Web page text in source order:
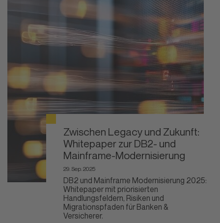
Zwischen Legacy und Zukunft:
Whitepaper zur DB2- und
Mainframe-Modernisierung
29. Sep. 2025
DB2 und Mainframe Modernisierung 2025:
Whitepaper mit priorisierten
Handlungsfeldern, Risiken und
Migrationspfaden für Banken &
Versicherer.